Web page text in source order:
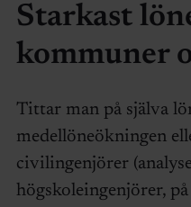
Starkast
kommuner
Tittar man på själva
medellöneökningen
civilingenjörer
högskoleingenjörer,